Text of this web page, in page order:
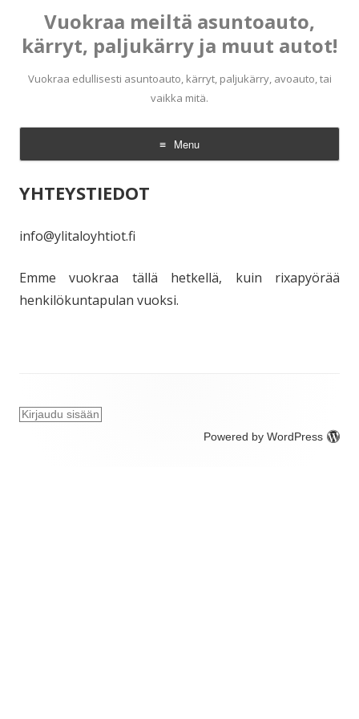
Vuokraa meiltä asuntoauto,
kärryt, paljukärry ja muut autot!
Vuokraa edullisesti asuntoauto, kärryt, paljukärry, avoauto, tai
vaikka mitä.
Menu
Skip
content
YHTEYSTIEDOT
info@ylitaloyhtiot.fi
Emme vuokraa tällä hetkellä, kuin rixapyörää
henkilökuntapulan vuoksi.
Kirjaudu sisään
Powered by WordPress